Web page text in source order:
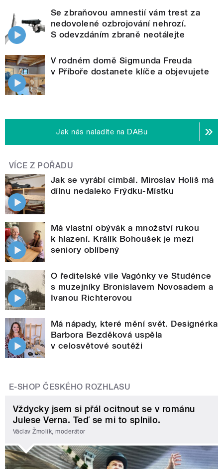
Se zbraňovou amnestií vám trest za
nedovolené ozbrojování nehrozí.
S odevzdáním zbraně neotálejte
V rodném domě Sigmunda Freuda
v Příboře dostanete klíče a objevujete
Jak nás naladíte na DABu
VÍCE Z POŘADU
Jak se vyrábí cimbál. Miroslav Holiš má
dílnu nedaleko Frýdku-Místku
Má vlastní obývák a množství rukou
k hlazení. Králík Bohoušek je mezi
seniory oblíbený
O ředitelské vile Vagónky ve Studénce
s muzejníky Bronislavem Novosadem a
Ivanou Richterovou
Má nápady, které mění svět. Designérka
Barbora Bezděková uspěla
v celosvětové soutěži
E-SHOP ČESKÉHO ROZHLASU
Vždycky jsem si přál ocitnout se v románu
Julese Verna. Teď se mi to splnilo.
Václav Žmolík, moderátor